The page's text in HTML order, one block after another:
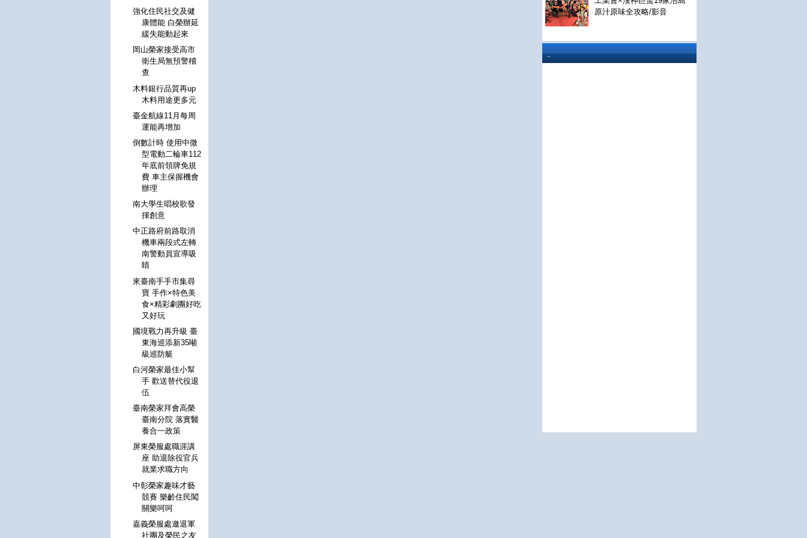
原汁原味全攻略/影音
..
強化住民社交及健
康體能 白榮辦延
緩失能動起來
岡山榮家接受高市
衛生局無預警稽
查
木料銀行品質再up
木料用途更多元
臺金航線11月每周
運能再增加
倒數計時 使用中微
型電動二輪車112
年底前領牌免規
費 車主保握機會
辦理
南大學生唱校歌發
揮創意
中正路府前路取消
機車兩段式左轉
南警動員宣導吸
睛
來臺南手手市集尋
寶 手作×特色美
食×精彩劇團好吃
又好玩
國境戰力再升級 臺
東海巡添新35噸
級巡防艇
白河榮家最佳小幫
手 歡送替代役退
伍
臺南榮家拜會高榮
臺南分院 落實醫
養合一政策
屏東榮服處職涯講
座 助退除役官兵
就業求職方向
中彰榮家趣味才藝
競賽 樂齡住民闖
關樂呵呵
嘉義榮服處邀退軍
社團及榮民之友